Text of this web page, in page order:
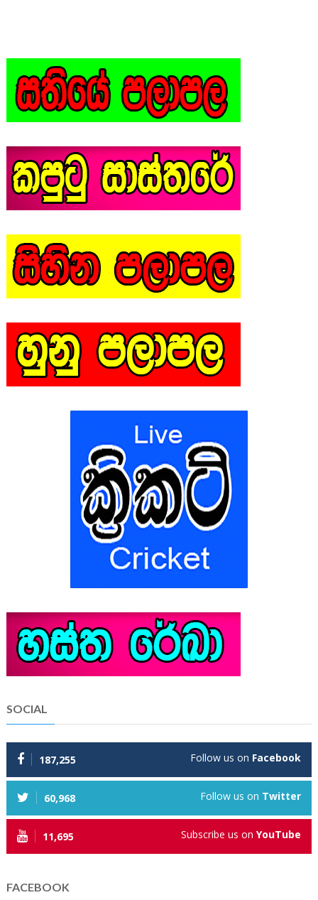
SOCIAL
187,255 Follow us on Facebook
60,968 Follow us on Twitter
11,695 Subscribe us onYouTube
FACEBOOK